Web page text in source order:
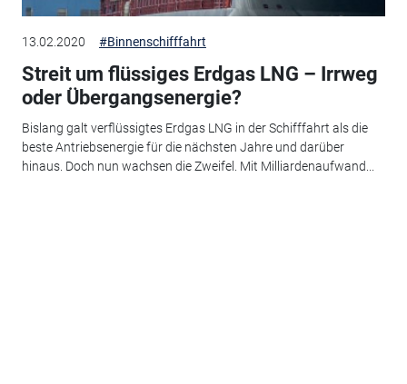
13.02.2020 #Binnenschifffahrt
Streit um flüssiges Erdgas LNG – Irrweg
oder Übergangsenergie?
Bislang galt verflüssigtes Erdgas LNG in der Schifffahrt als die
beste Antriebsenergie für die nächsten Jahre und darüber
hinaus. Doch nun wachsen die Zweifel. Mit Milliardenaufwand...